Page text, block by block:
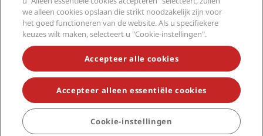
Topbestemmingen
we alleen cookies opslaan die strikt noodzakelijk zijn voor
het goed functioneren van de website. Als u specifiekere
keuzes wilt maken, selecteert u "Cookie-instellingen".
Accepteer alle cookies
Accepteer alleen essentiële cookies
Cookie-instellingen